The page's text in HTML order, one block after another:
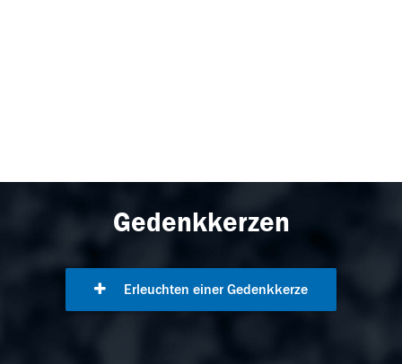
Gedenkkerzen
Erleuchten einer Gedenkkerze